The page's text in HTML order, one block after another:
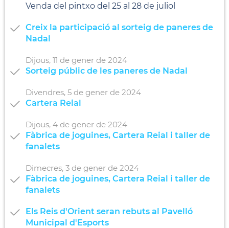
Venda del pintxo del 25 al 28 de juliol
Creix la participació al sorteig de paneres de
Nadal
Dijous, 11 de gener de 2024
Sorteig públic de les paneres de Nadal
Divendres, 5 de gener de 2024
Cartera Reial
Dijous, 4 de gener de 2024
Fàbrica de joguines, Cartera Reial i taller de
fanalets
Dimecres, 3 de gener de 2024
Fàbrica de joguines, Cartera Reial i taller de
fanalets
Els Reis d'Orient seran rebuts al Pavelló
Municipal d'Esports